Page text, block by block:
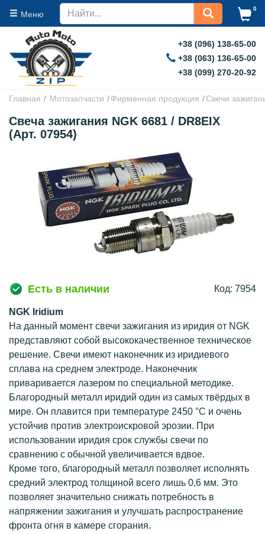
Меню
0
+38 (096) 138-65-00
+38 (063) 136-65-00
+38 (099) 270-20-92
Главная Мотозапчасти Фирменная продукция Свечи
Свеча зажигания NGK 6681 / DR8EIX
(Арт. 07954)
Есть в наличии Код: 7954
NGK Iridium
На данный момент свечи зажигания из иридия от NGK
представляют собой высококачественное техническое
решение. Свечи имеют наконечник из иридиевого
сплава на среднем электроде. Наконечник
приваривается лазером по специальной методике.
Благородный металл иридий один из самых твёрдых в
мире. Он плавится при температуре 2450 °C и очень
устойчив против электроискровой эрозии. При
использовании иридия срок службы свечи по
сравнению с обычной увеличивается вдвое.
Кроме того, благородный металл позволяет исполнять
средний электрод толщиной всего лишь 0,6 мм. Это
позволяет значительно снижать потребность в
напряжении зажигания и улучшать распространение
фронта огня в камере сгорания.